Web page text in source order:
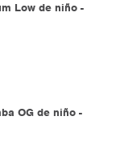
Low de niño -
OG de niño -